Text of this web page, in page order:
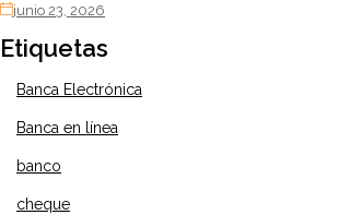
junio 23, 2026
Etiquetas
Banca Electrónica
Banca en línea
banco
cheque